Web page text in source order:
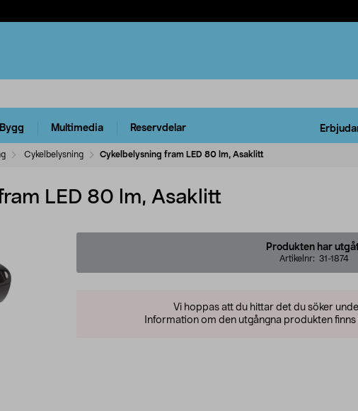
Bygg Multimedia Reservdelar
Cykelbelysning Cykelbelysning fram LED 80 lm, Asaklitt
LED 80 lm, Asaklitt
Produkten har
Artikelnr: 31-1874
Vi hoppas att du hittar det du söker
Information om den utgångna produkten